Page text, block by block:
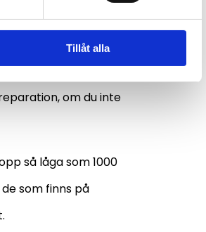
Tillåt alla
att betala en
om du inte
så låga som 1000
som finns på